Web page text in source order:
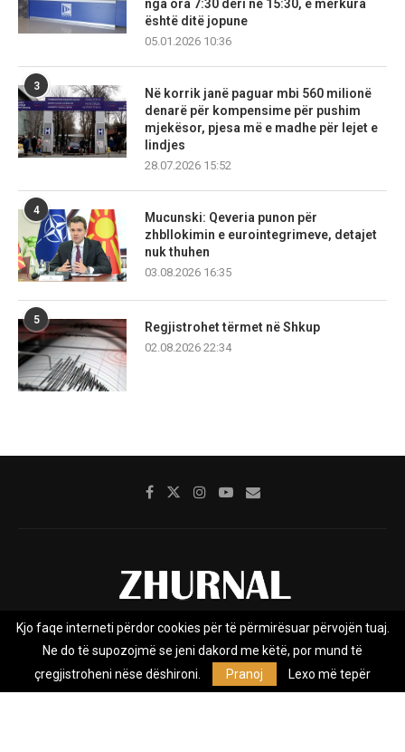
nga ora 7:30 deri në 15:30, e mërkura
është ditë jopune
05.01.2026 10:36
3
Në korrik janë paguar mbi 560 milionë
denarë për kompensime për pushim
mjekësor, pjesa më e madhe për lejet e
lindjes
28.07.2026 15:52
4
Mucunski: Qeveria punon për
zhbllokimin e eurointegrimeve, detajet
nuk thuhen
03.08.2026 16:35
5
Regjistrohet tërmet në Shkup
02.08.2026 22:34
Rreth nesh Impresumi Marketing
Kontakt
Privacy Policy
Zhurnal.mk është Agjenci e Lajmeve e pavarur, e themeluar në vitin
Kjo faqe interneti përdor cookies për të përmirësuar përvojën tuaj.
Ne do të supozojmë se jeni dakord me këtë, por mund të
çregjistroheni nëse dëshironi.
Pranoj Lexo më tepër